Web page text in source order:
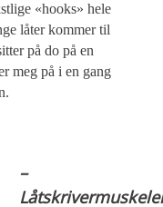
«hooks» hele
låter kommer til
på do på en
meg på i en gang
–